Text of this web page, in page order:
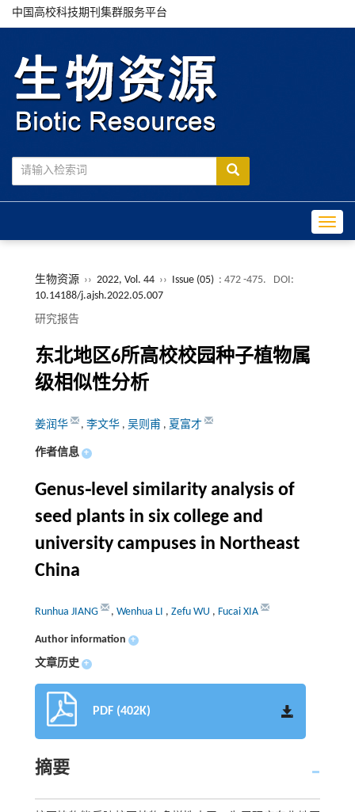
中国高校科技期刊集群服务平台
生物资源 ›› 2022, Vol. 44 ›› Issue (05) : 472 -475.
DOI:
10.14188/j.ajsh.2022.05.007
研究报告
东北地区6所高校校园种子植物属
级相似性分析
姜润华 , 李文华 , 吴则甫 , 夏富才
作者信息 +
Genus⁃level similarity analysis of
seed plants in six college and
university campuses in Northeast
China
Runhua JIANG , Wenhua LI , Zefu WU , Fucai XIA
Author information +
文章历史 +
PDF (402K)
摘要